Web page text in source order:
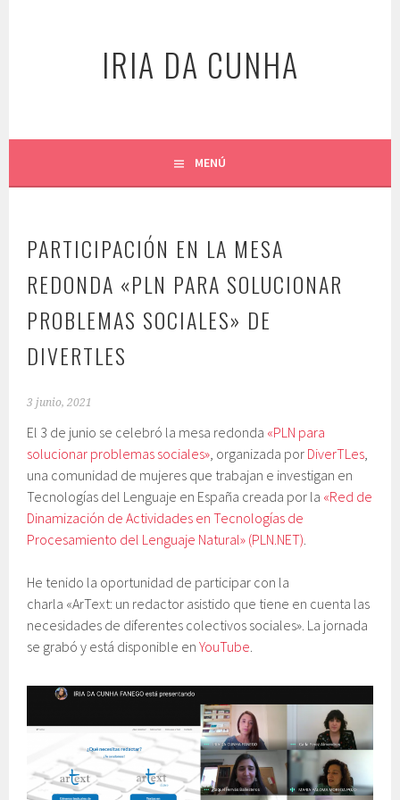
IRIA DA CUNHA
MENÚ
PARTICIPACIÓN EN LA MESA
REDONDA «PLN PARA SOLUCIONAR
PROBLEMAS SOCIALES» DE
DIVERTLES
3 junio, 2021
El 3 de junio se celebró la mesa redonda «PLN para
solucionar problemas sociales», organizada por DiverTLes,
una comunidad de mujeres que trabajan e investigan en
Tecnologías del Lenguaje en España creada por la «Red de
Dinamización de Actividades en Tecnologías de
Procesamiento del Lenguaje Natural» (PLN.NET).
He tenido la oportunidad de participar con la
charla «ArText: un redactor asistido que tiene en cuenta las
necesidades de diferentes colectivos sociales». La jornada
se grabó y está disponible enYouTube.